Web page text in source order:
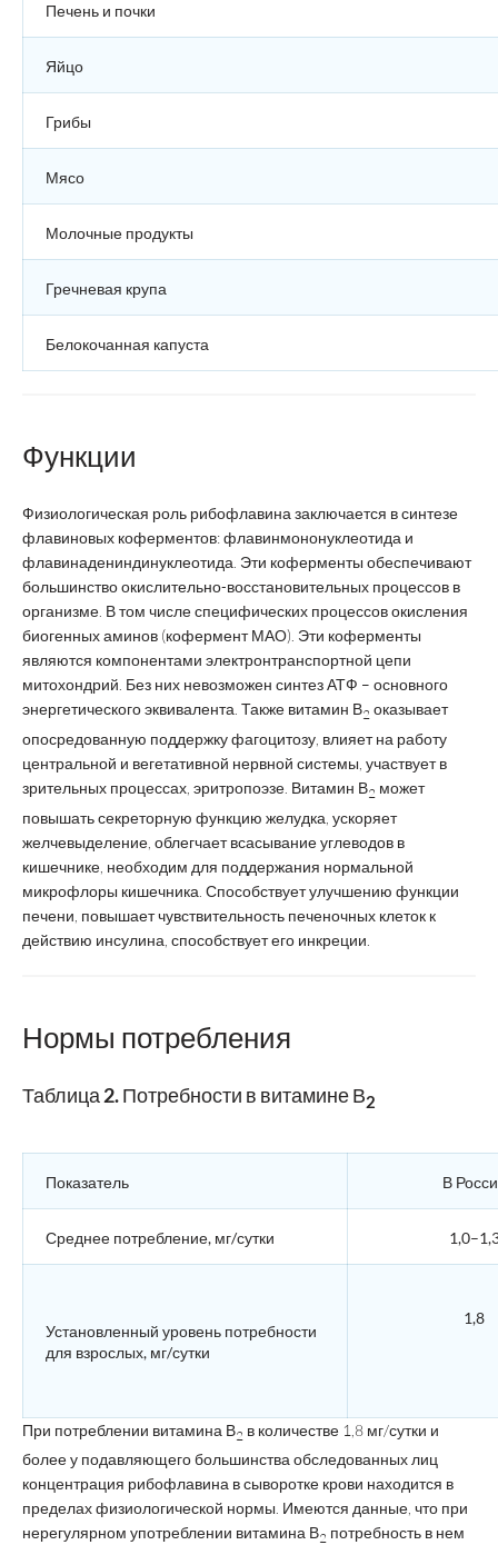
Печень и почки
Яйцо
Грибы
Мясо
Молочные продукты
Гречневая крупа
Белокочанная капуста
Функции
Физиологическая роль рибофлавина заключается в синтезе
флавиновых коферментов: флавинмононуклеотида и
флавинадениндинуклеотида. Эти коферменты обеспечивают
большинство окислительно-восстановительных процессов в
организме. В том числе специфических процессов окисления
биогенных аминов (кофермент МАО). Эти коферменты
являются компонентами электронтранспортной цепи
митохондрий. Без них невозможен синтез АТФ – основного
энергетического эквивалента. Также витамин В2 оказывает
опосредованную поддержку фагоцитозу, влияет на работу
центральной и вегетативной нервной системы, участвует в
зрительных процессах, эритропоэзе. Витамин В2 может
повышать секреторную функцию желудка, ускоряет
желчевыделение, облегчает всасывание углеводов в
кишечнике, необходим для поддержания нормальной
микрофлоры кишечника. Способствует улучшению функции
печени, повышает чувствительность печеночных клеток к
действию инсулина, способствует его инкреции.
Нормы потребления
Таблица 2. Потребности в витамине В2
Показатель В
Среднее потребление, мг/сутки
Установленный уровень потребности
для взрослых, мг/сутки
1,8
При потреблении витамина В2 в количестве 1,8 мг/сутки и
более у подавляющего большинства обследованных лиц
концентрация рибофлавина в сыворотке крови находится в
пределах физиологической нормы. Имеются данные, что при
нерегулярном употреблении витамина В2 потребность в нем